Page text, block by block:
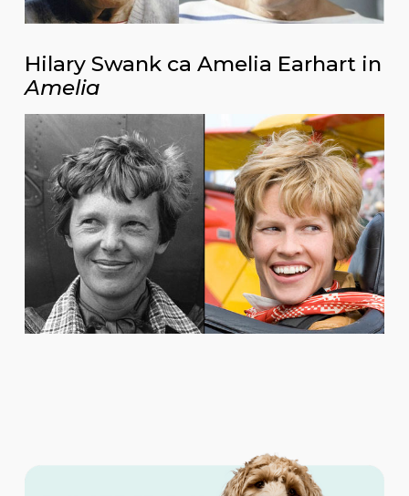
Hilary Swank ca Amelia Earhart in
Amelia